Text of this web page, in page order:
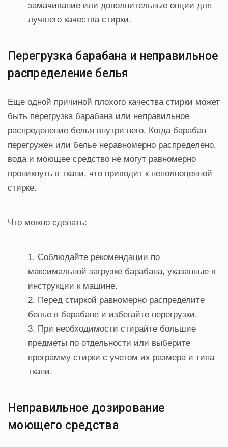
замачивание или дополнительные опции для
лучшего качества стирки.
Перегрузка барабана и неправильное
распределение белья
Еще одной причиной плохого качества стирки может
быть перегрузка барабана или неправильное
распределение белья внутри него. Когда барабан
перегружен или белье неравномерно распределено,
вода и моющее средство не могут равномерно
проникнуть в ткани, что приводит к неполноценной
стирке.
Что можно сделать:
Соблюдайте рекомендации по
максимальной загрузке барабана, указанные в
инструкции к машине.
Перед стиркой равномерно распределите
белье в барабане и избегайте перегрузки.
При необходимости стирайте большие
предметы по отдельности или выберите
программу стирки с учетом их размера и типа
ткани.
Неправильное дозирование
моющего средства